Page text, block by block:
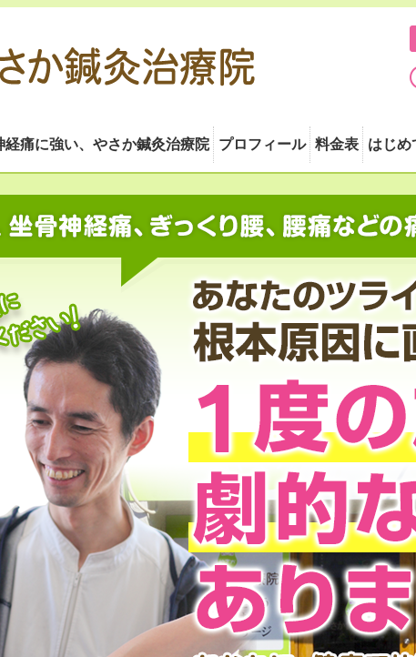
経痛に強い、やさか鍼灸治療院 プロフィール 料金表 はじめ